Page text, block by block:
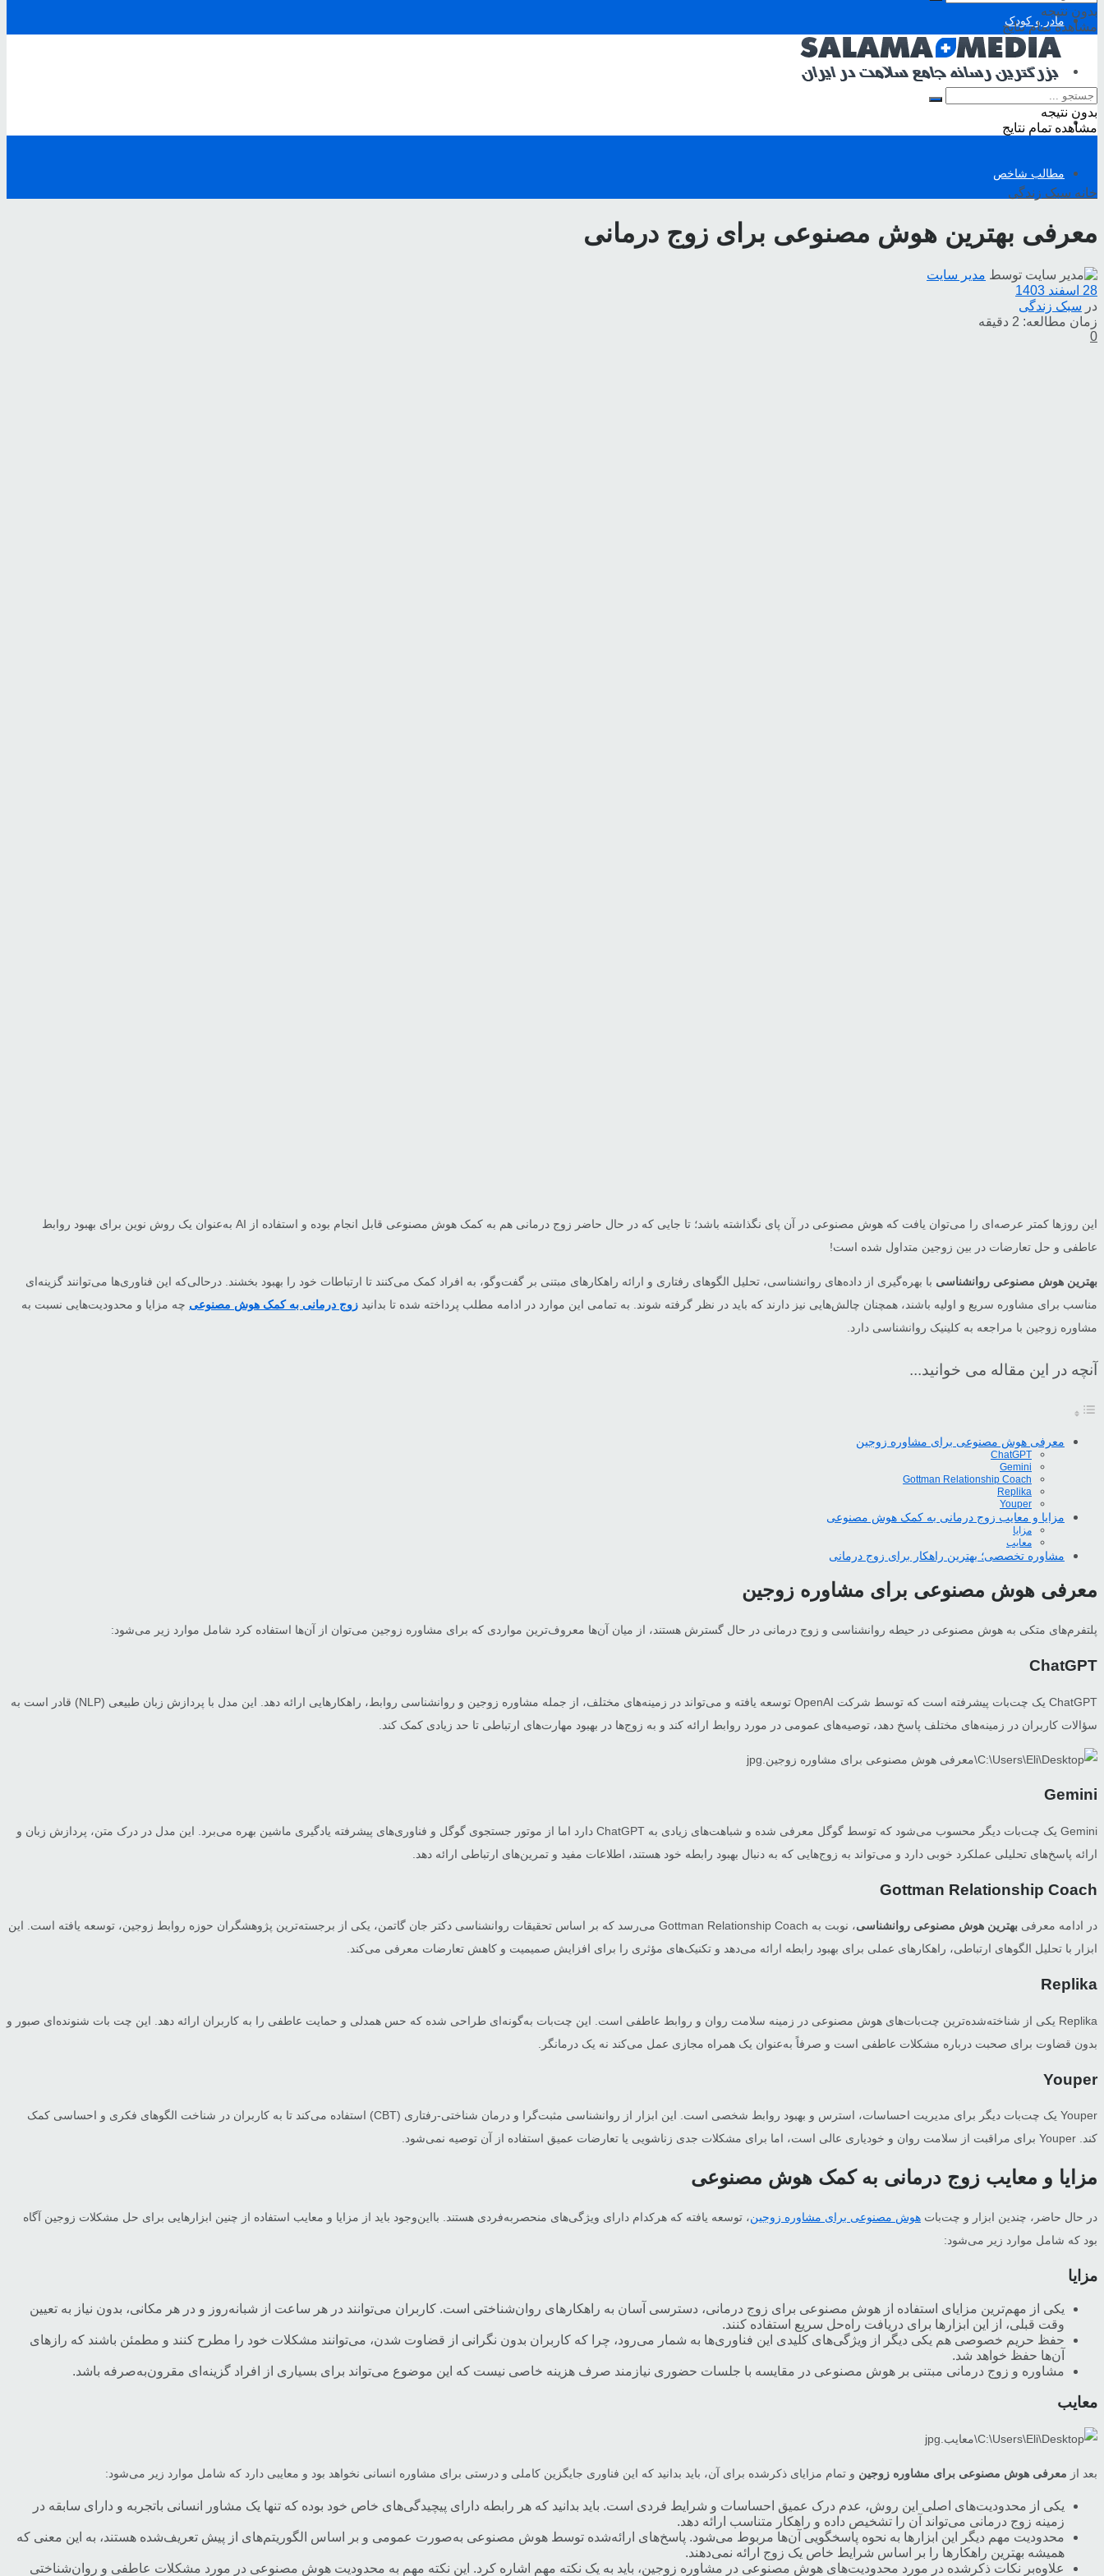
مادر و کودک
تناسب اندام
تغذیه
مطالب شاخص
بدون نتیجه
مشاهده تمام نتایج
بدون نتیجه
مشاهده تمام نتایج
خانه سبک زندگی
معرفی بهترین هوش مصنوعی برای زوج درمانی
توسط مدیر سایت
28 اسفند 1403
در سبک زندگی
زمان مطالعه: 2 دقیقه
0
این روز‌ها کمتر عرصه‌ای را می‌توان یافت که هوش مصنوعی در آن پای نگذاشته باشد؛ تا جایی که در حال حاضر زوج درمانی هم به کمک هوش مصنوعی قابل انجام بوده و استفاده از AI به‌عنوان یک روش نوین برای بهبود روابط
عاطفی و حل تعارضات در بین زوجین متداول شده است!
بهترین هوش مصنوعی روانشناسی
با بهره‌گیری از داده‌های روانشناسی، تحلیل الگوهای رفتاری و ارائه راهکارهای مبتنی بر گفت‌وگو، به افراد کمک می‌کنند تا ارتباطات خود را بهبود بخشند. درحالی‌‎که این فناوری‌ها می‌توانند گزینه‌ای
مناسب برای مشاوره سریع و اولیه باشند، همچنان چالش‌هایی نیز دارند که باید در نظر گرفته شوند. به تمامی این موارد در ادامه مطلب پرداخته شده تا بدانید زوج درمانی به کمک هوش مصنوعی چه مزایا و محدودیت‌هایی نسبت به
مشاوره زوجین با مراجعه به کلینیک روانشناسی دارد.
آنچه در این مقاله می خوانید...
معرفی هوش مصنوعی برای مشاوره زوجین
ChatGPT
Gemini
Gottman Relationship Coach
Replika
Youper
مزایا و معایب زوج درمانی به کمک هوش مصنوعی
مزایا
معایب
مشاوره تخصصی؛ بهترین راهکار برای زوج درمانی
معرفی هوش مصنوعی برای مشاوره زوجین
پلتفرم‌های متکی به هوش مصنوعی در حیطه روانشناسی و زوج درمانی در حال گسترش هستند، از میان آن‌ها معروف‌ترین مواردی که برای مشاوره زوجین می‌توان از آن‌ها استفاده کرد شامل موارد زیر می‌شود:
ChatGPT
ChatGPT یک چت‌بات پیشرفته است که توسط شرکت OpenAI توسعه یافته و می‌تواند در زمینه‌های مختلف، از جمله مشاوره زوجین و روانشناسی روابط، راهکارهایی ارائه دهد. این مدل با پردازش زبان طبیعی (NLP) قادر است به
سؤالات کاربران در زمینه‌های مختلف پاسخ دهد، توصیه‌های عمومی در مورد روابط ارائه کند و به زوج‌ها در بهبود مهارت‌های ارتباطی تا حد زیادی کمک کند.
Gemini
Gemini یک چت‌بات دیگر محسوب می‌شود که توسط گوگل معرفی شده و شباهت‌های زیادی به ChatGPT دارد اما از موتور جستجوی گوگل و فناوری‌های پیشرفته یادگیری ماشین بهره می‌برد. این مدل در درک متن، پردازش زبان و
ارائه پاسخ‌های تحلیلی عملکرد خوبی دارد و می‌تواند به زوج‌هایی که به دنبال بهبود رابطه خود هستند، اطلاعات مفید و تمرین‌های ارتباطی ارائه دهد.
Gottman Relationship Coach
در ادامه معرفی بهترین هوش مصنوعی روانشناسی
، نوبت به Gottman Relationship Coach می‌رسد که بر اساس تحقیقات روانشناسی دکتر جان گاتمن، یکی از برجسته‌ترین پژوهشگران حوزه روابط زوجین، توسعه یافته است. این
ابزار با تحلیل الگوهای ارتباطی، راهکارهای عملی برای بهبود رابطه ارائه می‌دهد و تکنیک‌های مؤثری را برای افزایش صمیمیت و کاهش تعارضات معرفی می‌کند.
Replika
Replika یکی از شناخته‌شده‌ترین چت‌بات‌های هوش مصنوعی در زمینه سلامت روان و روابط عاطفی است. این چت‌بات به‌گونه‌ای طراحی شده که حس همدلی و حمایت عاطفی را به کاربران ارائه دهد. این چت بات شنونده‌ای صبور و
بدون قضاوت برای صحبت درباره مشکلات عاطفی است و صرفاً به‌عنوان یک همراه مجازی عمل می‌کند نه یک درمانگر.
Youper
Youper یک چت‌بات دیگر برای مدیریت احساسات، استرس و بهبود روابط شخصی است. این ابزار از روانشناسی مثبت‌گرا و درمان شناختی-رفتاری (CBT) استفاده می‌کند تا به کاربران در شناخت الگوهای فکری و احساسی کمک
کند. Youper برای مراقبت از سلامت روان و خودیاری عالی است، اما برای مشکلات جدی زناشویی یا تعارضات عمیق استفاده از آن توصیه نمی‌شود.
مزایا و معایب زوج درمانی به کمک هوش مصنوعی
در حال حاضر، چندین ابزار و چت‌بات هوش مصنوعی برای مشاوره زوجین، توسعه یافته که هرکدام دارای ویژگی‌های منحصربه‌فردی هستند. بااین‌وجود باید از مزایا و معایب استفاده از چنین ابزارهایی برای حل مشکلات زوجین آگاه
بود که شامل موارد زیر می‌شود:
مزایا
یکی از مهم‌ترین مزایای استفاده از هوش مصنوعی برای زوج درمانی، دسترسی آسان به راهکارهای روان‌شناختی است. کاربران می‌توانند در هر ساعت از شبانه‌روز و در هر مکانی، بدون نیاز به تعیین
وقت قبلی، از این ابزارها برای دریافت راه‌حل سریع استفاده کنند.
حفظ حریم خصوصی هم یکی دیگر از ویژگی‌های کلیدی این فناوری‌ها به شمار می‌رود، چرا که کاربران بدون نگرانی از قضاوت شدن، می‌توانند مشکلات خود را مطرح کنند و مطمئن باشند که رازهای
آن‌ها حفظ خواهد شد.
مشاوره‌ و زوج درمانی مبتنی بر هوش مصنوعی در مقایسه با جلسات حضوری نیازمند صرف هزینه خاصی نیست که این موضوع می‌تواند برای بسیاری از افراد گزینه‌ای مقرون‌به‌صرفه باشد.
معایب
بعد از معرفی هوش مصنوعی برای مشاوره زوجین و تمام مزایای ذکرشده برای آن، باید بدانید که این فناوری جایگزین کاملی و درستی برای مشاوره انسانی نخواهد بود و معایبی دارد که شامل موارد زیر می‌شود:
یکی از محدودیت‌های اصلی این روش، عدم درک عمیق احساسات و شرایط فردی است. باید بدانید که هر رابطه دارای پیچیدگی‌های خاص خود بوده که تنها یک مشاور انسانی باتجربه و دارای سابقه در
زمینه زوج درمانی می‌تواند آن را تشخیص داده و راهکار متناسب ارائه دهد.
محدودیت مهم دیگر این ابزارها به نحوه پاسخگویی آن‌ها مربوط می‌شود. پاسخ‌های ارائه‌شده توسط هوش مصنوعی به‌صورت عمومی و بر اساس الگوریتم‌های از پیش تعریف‌شده هستند، به این معنی که
همیشه بهترین راهکارها را بر اساس شرایط خاص یک زوج ارائه نمی‌دهند.
علاوه‌بر نکات ذکرشده در مورد محدودیت‌های هوش مصنوعی در مشاوره زوجین، باید به یک نکته مهم اشاره کرد. این نکته مهم به محدودیت هوش مصنوعی در مورد مشکلات عاطفی و روان‌شناختی